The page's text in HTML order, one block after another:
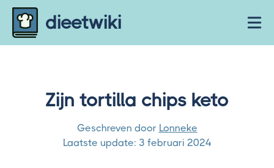
Skip to content
dieetwiki
Zijn tortilla chips keto
Geschreven door Lonneke
Laatste update: 3 februari 2024